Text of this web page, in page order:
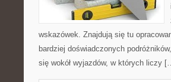
wskazówek. Znajdują się tu
bardziej doświadczonych
się wokół wyjazdów, w których liczy